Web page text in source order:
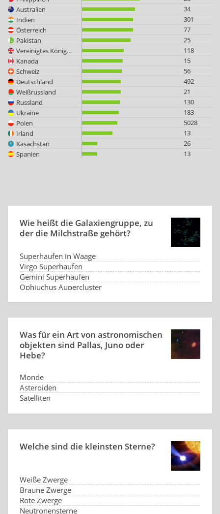
Australien
34
Indien
301
Österreich
77
Pakistan
25
Vereinigtes Königreich
118
Kanada
15
Schweiz
56
Deutschland
492
Weißrussland
21
Russland
130
Ukraine
183
Polen
5028
Irland
13
Kasachstan
26
Spanien
13
Wie heißt die Galaxiengruppe, zu
der die Milchstraße gehört?
Superhaufen in Waage
Virgo Superhaufen
Gemini Superhaufen
Ophiuchus Aupercluster
Was für ein Art von astronomischen
objekten sind Pallas, Juno oder
Hebe?
Monde
Asteroiden
Satelliten
Welche sind die kleinsten Sterne?
Weiße Zwerge
Braune Zwerge
Rote Zwerge
Neutronensterne